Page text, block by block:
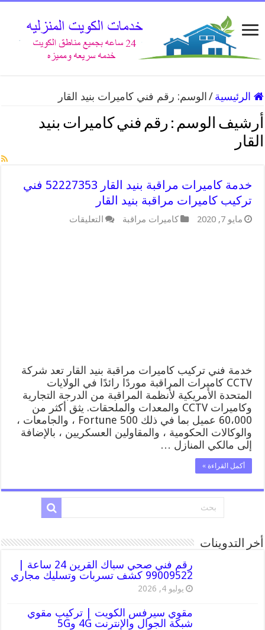
الرئيسية / الوسم: رقم فني كاميرات بنيد القار
أرشيف الوسم : رقم فني كاميرات بنيد
القار
خدمة كاميرات مراقبة بنيد القار 52227353 فني
تركيب كاميرات مراقبة بنيد القار
مايو 7, 2020 كاميرات مراقبة التعليقات
خدمة فني تركيب كاميرات مراقبة بنيد القار تعد شركة
CCTV كاميرات المراقبة موردًا رائدًا في الولايات
المتحدة الأمريكية لأنظمة المراقبة من الدرجة التجارية
وكاميرات CCTV والمعدات والملحقات. يثق أكثر من
60،000 عميل بما في ذلك Fortune 500 ، والجامعات ،
والوكالات الحكومية ، والمقاولين العسكريين ، بالإضافة
إلى مالكي المنازل …
أكمل القراءة »
أخر التدوينات
رقم فني صحي سباك القرين 24 ساعة |
99009522 كشف تسربات وتسليك مجاري
يوليو 4, 2026
مقوي سيرفس الكويت | تركيب مقوي
شبكة الجوال والإنترنت 4G و5G